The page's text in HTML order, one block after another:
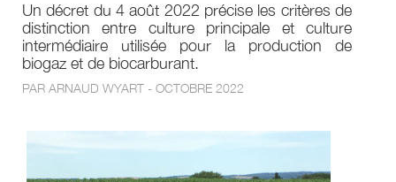
Un décret du 4 août 2022 précise les critères de
distinction entre culture principale et culture
intermédiaire utilisée pour la production de
biogaz et de biocarburant.
PAR ARNAUD WYART - OCTOBRE 2022